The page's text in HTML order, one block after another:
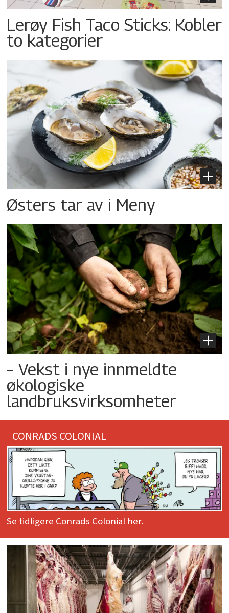
Lerøy Fish Taco Sticks: Kobler
to kategorier
Østers tar av i Meny
– Vekst i nye innmeldte
økologiske
landbruksvirksomheter
CONRADS COLONIAL
Se tidligere Conrads Colonial her.